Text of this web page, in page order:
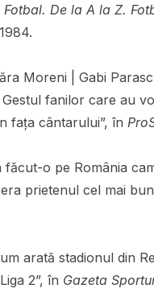
Fotbal. De la A la Z.
Moreni | Gabi
fanilor care au
fața cântarului”, în
o pe România
prietenul cel mai
arată stadionul din
2”, în Gazeta